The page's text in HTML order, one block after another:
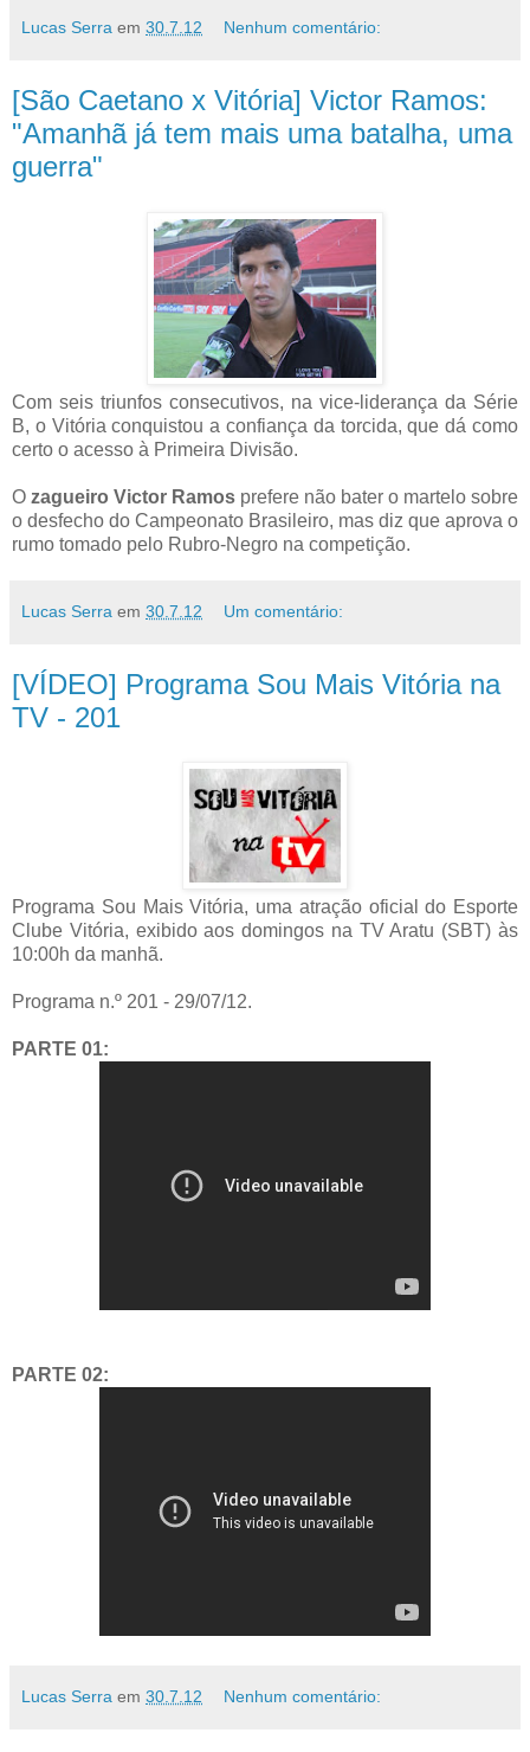
Lucas Serra em 30.7.12 Nenhum comentário:
[São Caetano x Vitória] Victor Ramos:
"Amanhã já tem mais uma batalha, uma
guerra"
Com seis triunfos consecutivos, na vice-liderança da Série
B, o Vitória conquistou a confiança da torcida, que dá como
certo o acesso à Primeira Divisão.
O zagueiro Victor Ramos prefere não bater o martelo sobre
o desfecho do Campeonato Brasileiro, mas diz que aprova o
rumo tomado pelo Rubro-Negro na competição.
Lucas Serra em 30.7.12 Um comentário:
[VÍDEO] Programa Sou Mais Vitória na
TV - 201
Programa Sou Mais Vitória, uma atração oficial do Esporte
Clube Vitória, exibido aos domingos na TV Aratu (SBT) às
10:00h da manhã.
Programa n.º 201 - 29/07/12.
PARTE 01:
PARTE 02:
Lucas Serra em 30.7.12 Nenhum comentário: